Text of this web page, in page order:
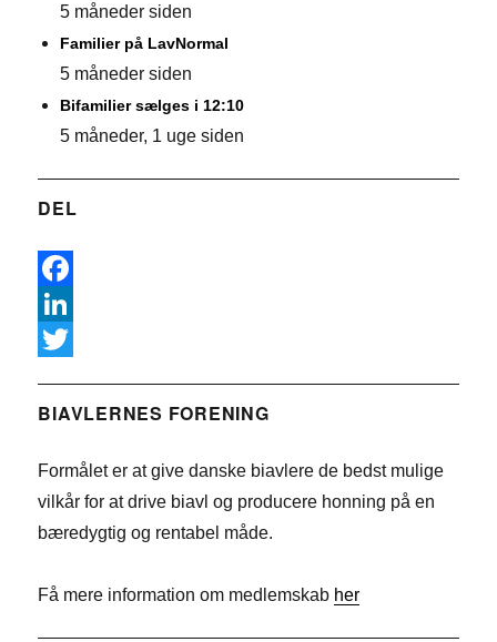
5 måneder siden
Familier på LavNormal
5 måneder siden
Bifamilier sælges i 12:10
5 måneder, 1 uge siden
DEL
F
a
e
o
L
n
e
n
w
t
r
BIAVLERNES FORENING
Formålet er at give danske biavlere de bedst mulige
vilkår for at drive biavl og producere honning på en
bæredygtig og rentabel måde.
Få mere information om medlemskab her